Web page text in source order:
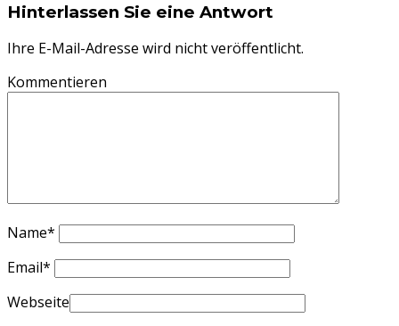
Hinterlassen Sie eine Antwort
Ihre E-Mail-Adresse wird nicht veröffentlicht.
Kommentieren
Name*
Email*
Webseite